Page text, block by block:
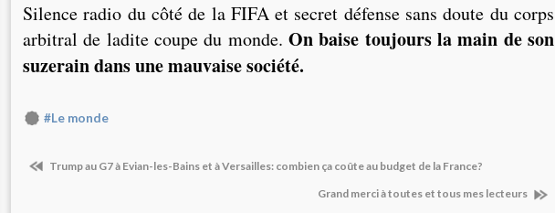
Silence radio du côté de la FIFA et secret défense sans doute du corps
arbitral de ladite coupe du monde. On baise toujours la main de son
suzerain dans une mauvaise société.
#Le monde
Trump au G7 à Evian-les-Bains et à Versailles: combien ça coûte au budget de la France?
Grand merci à toutes et tous mes lecteurs